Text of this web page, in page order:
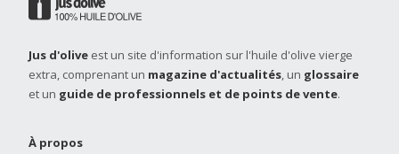
Jus d'olive est un site d'information sur l'huile d'olive vierge
extra, comprenant un magazine d'actualités, un glossaire
et un guide de professionnels et de points de vente.
À propos